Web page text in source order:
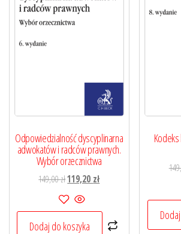
Odpowiedzialność dyscyplinarna
adwokatów i radców prawnych.
Wybór orzecznictwa
149,00złPierwotna
cena
wynosiła:
149,00 zł.
119,20 złAktualna
119,20 zł.
Dodaj do koszyka